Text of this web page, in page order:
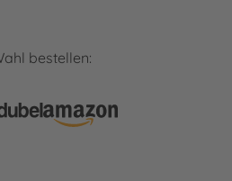
bestellen: